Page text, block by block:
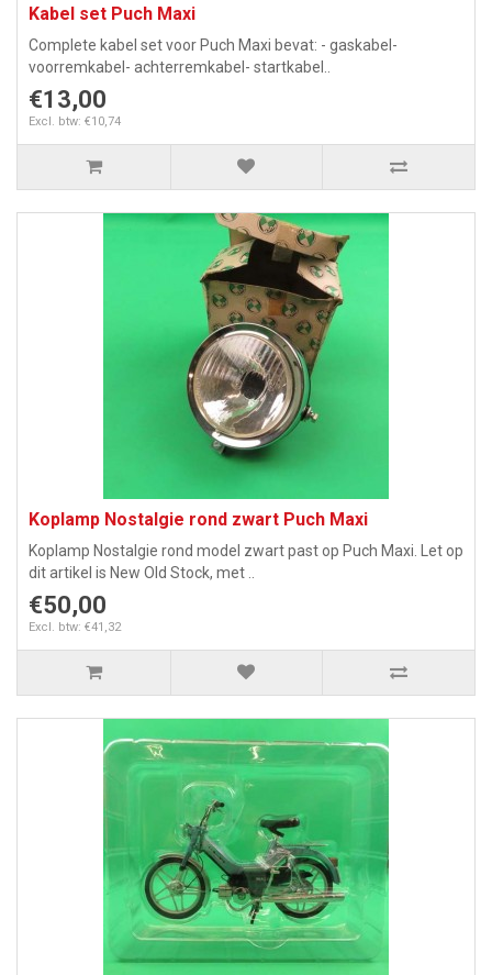
Kabel set Puch Maxi
Complete kabel set voor Puch Maxi bevat: - gaskabel-
voorremkabel- achterremkabel- startkabel..
€13,00
Excl. btw: €10,74
Koplamp Nostalgie rond zwart Puch Maxi
Koplamp Nostalgie rond model zwart past op Puch Maxi. Let op
dit artikel is New Old Stock, met ..
€50,00
Excl. btw: €41,32